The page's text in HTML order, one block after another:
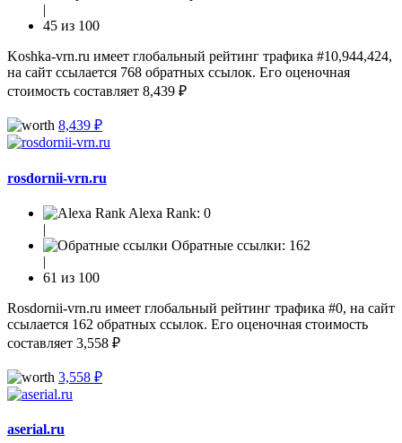
|
45 из 100
Koshka-vrn.ru имеет глобальный рейтинг трафика #10,944,424,
на сайт ссылается 768 обратных ссылок. Его оценочная
стоимость составляет 8,439 ₽
8,439 ₽
rosdornii-vrn.ru
Alexa Rank: 0
|
Обратные ссылки: 162
|
61 из 100
Rosdornii-vrn.ru имеет глобальный рейтинг трафика #0, на сайт
ссылается 162 обратных ссылок. Его оценочная стоимость
составляет 3,558 ₽
3,558 ₽
aserial.ru